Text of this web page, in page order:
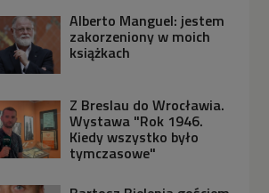
Alberto Manguel: jestem
zakorzeniony w moich
książkach
Z Breslau do Wrocławia.
Wystawa "Rok 1946.
Kiedy wszystko było
tymczasowe"